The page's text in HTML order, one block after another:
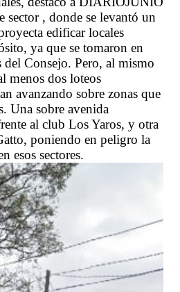
sector , donde se levantó un
edificar locales
ya que se tomaron en
del Consejo. Pero, al mismo
menos dos loteos
avanzando sobre zonas que
Una sobre avenida
al club Los Yaros, y otra
poniendo en peligro la
esos sectores.